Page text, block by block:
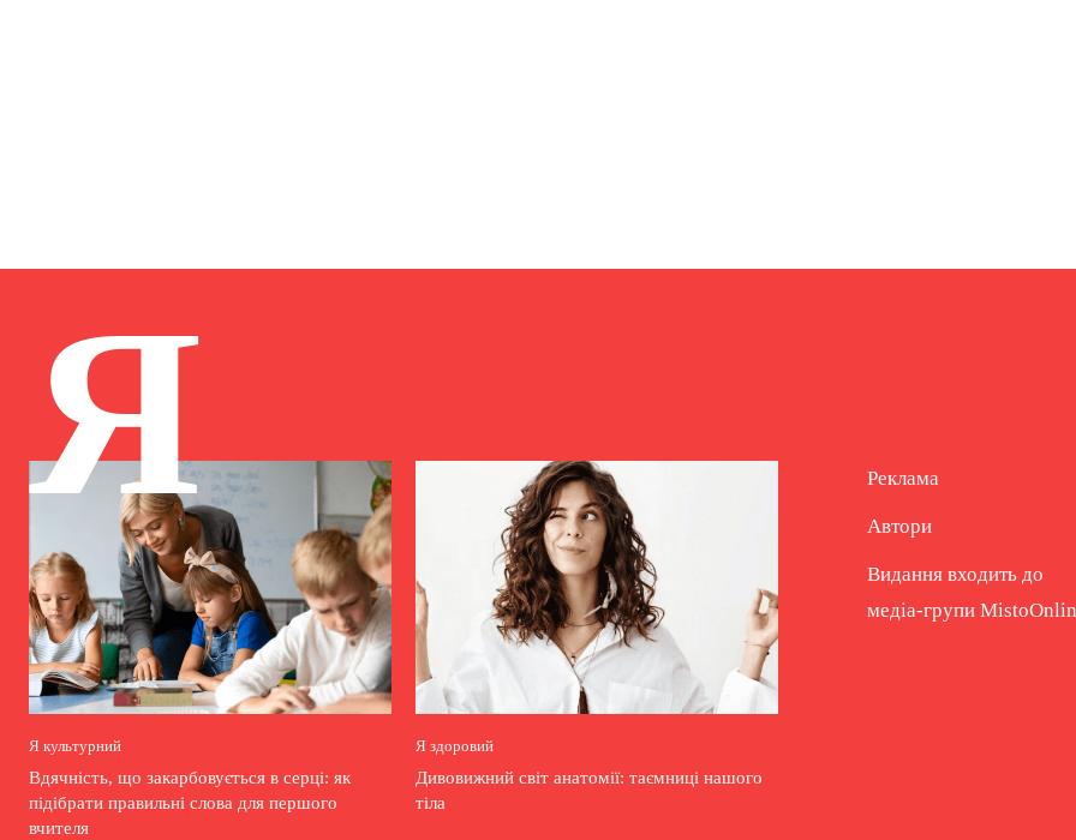
Я
Я культурний
Вдячність, що закарбовується в серці: як
підібрати правильні слова для першого
вчителя
Я здоровий
Дивовижний світ анатомії: таємниці нашого
тіла
Реклама
Автори
Видання входить до
медіа-групи